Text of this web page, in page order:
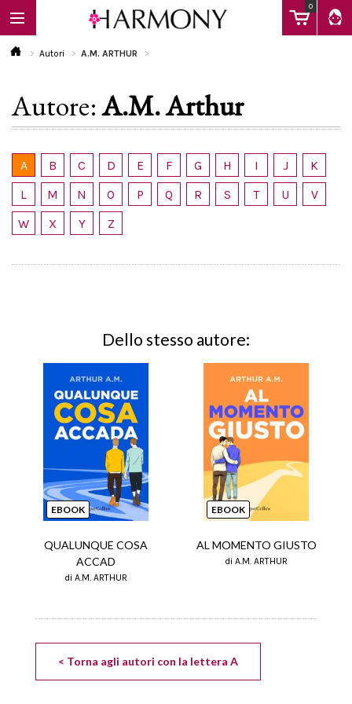
0
EBOOK
LIBRI
Calendario
Autori A.M. ARTHUR
Autore:A.M. Arthur
A B C D E F G H I J
K
L
M N O P Q R S T U
V
W
X Y Z
Dello stesso autore:
EBOOK
QUALUNQUE COSA
ACCAD
di A.M. ARTHUR
EBOOK
AL MOMENTO GIUSTO
di A.M. ARTHUR
< Torna agli autori con la lettera A